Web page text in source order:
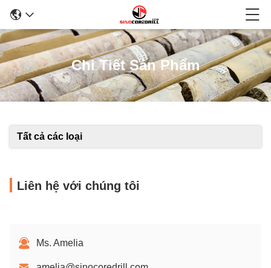
Chi Tiết Sản Phẩm
Tất cả các loại
Liên hệ với chúng tôi
Ms. Amelia